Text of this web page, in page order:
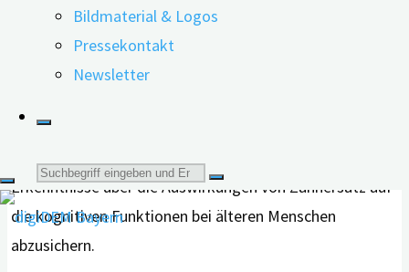
Bildmaterial & Logos
Pressekontakt
Newsletter
Suche
nach:
Großhirnrinde zusammenhängt. Es erhöht den
Sauerstoffgehalt im präfrontalen Bereich und im
Hippocampus. „Eine verringerte Kautätigkeit führt also
es in der Übersichtsstudie. Darin haben die Autor*innen
Erkenntnisse über die Auswirkungen von Zahnersatz auf
die kognitiven Funktionen bei älteren Menschen
abzusichern.